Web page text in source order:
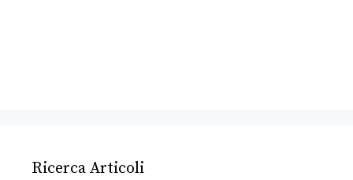
Ricerca Articoli